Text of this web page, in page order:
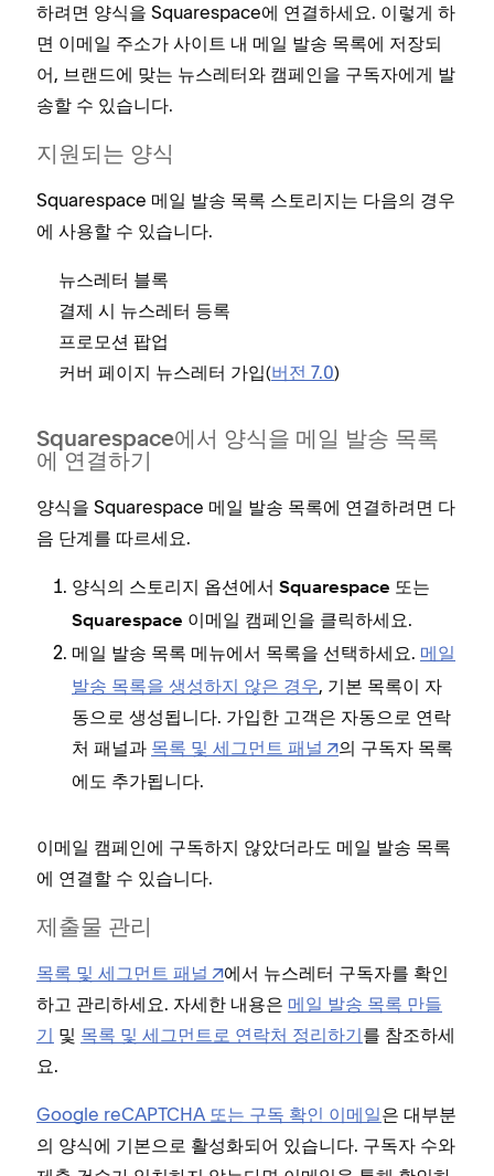
하려면 양식을 Squarespace에 연결하세요. 이렇게 하
면 이메일 주소가 사이트 내 메일 발송 목록에 저장되
어, 브랜드에 맞는 뉴스레터와 캠페인을 구독자에게 발
송할 수 있습니다.
지원되는 양식
Squarespace 메일 발송 목록 스토리지는 다음의 경우
에 사용할 수 있습니다.
뉴스레터 블록
결제 시 뉴스레터 등록
프로모션 팝업
커버 페이지 뉴스레터 가입(버전 7.0)
Squarespace에서 양식을 메일 발송 목록
에 연결하기
양식을 Squarespace 메일 발송 목록에 연결하려면 다
음 단계를 따르세요.
양식의 스토리지 옵션에서 Squarespace 또는
Squarespace 이메일 캠페인을 클릭하세요.
메일 발송 목록 메뉴에서 목록을 선택하세요. 메일
발송 목록을 생성하지 않은 경우, 기본 목록이 자
동으로 생성됩니다. 가입한 고객은 자동으로 연락
처 패널과 목록 및 세그먼트 패널 의 구독자 목록
에도 추가됩니다.
이메일 캠페인에 구독하지 않았더라도 메일 발송 목록
에 연결할 수 있습니다.
제출물 관리
목록 및 세그먼트 패널
에서 뉴스레터 구독자를 확인
하고 관리하세요. 자세한 내용은 메일 발송 목록 만들
기 및 목록 및 세그먼트로 연락처 정리하기를 참조하세
요.
Google reCAPTCHA 또는 구독 확인 이메일은 대부분
의 양식에 기본으로 활성화되어 있습니다. 구독자 수와